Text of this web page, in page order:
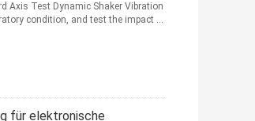
Axis Test Dynamic Shaker Vibration
condition, and test the impact ...
für elektronische